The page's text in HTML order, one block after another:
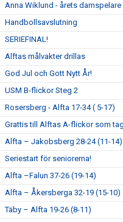
Anna Wiklund - årets damspelare
Handbollsavslutning
SERIEFINAL!
Alftas målvakter drillas
God Jul och Gott Nytt År!
USM B-flickor Steg 2
Rosersberg - Alfta 17-34 ( 5-17)
Grattis till Alftas A-flickor som
Alfta – Jakobsberg 28-24 (11-14)
Seriestart för seniorerna!
Alfta –Falun 37-26 (19-14)
Alfta – Åkersberga 32-19 (15-10)
Täby – Alfta 19-26 (8-11)